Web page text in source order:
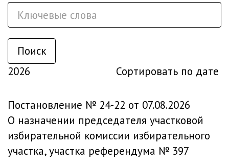
Поиск
2026
Сортировать по дате
Постановление № 24-22 от 07.08.2026
О назначении председателя участковой
избирательной комиссии избирательного
участка, участка референдума № 397